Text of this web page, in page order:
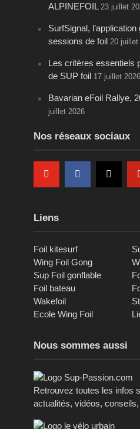
ALPINEFOIL 23 juillet
SurfSignal,
sessions de foil 20 juillet
Les critères essentiels
de SUP foil 17 juillet 2026
Bavarian eFoil Rallye,
juillet 2026
Nos réseaux sociaux
Liens
Foil kitesurf
Wing Foil Gong
Sup Foil gonflable
Foil bateau
Wakefoil
Ecole Wing Foil
Nous sommes aussi
Retrouvez toutes les infos
actualités, vidéos,